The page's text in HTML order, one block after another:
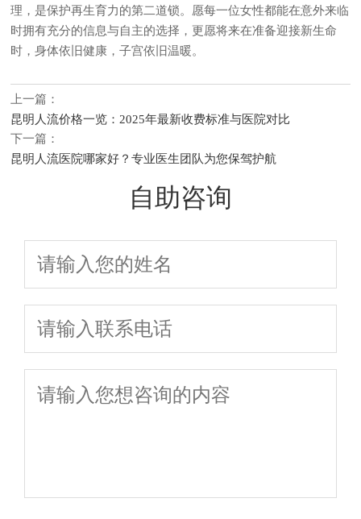
理，是保护再生育力的第二道锁。愿每一位女性都能在意外来临
时拥有充分的信息与自主的选择，更愿将来在准备迎接新生命
时，身体依旧健康，子宫依旧温暖。
上一篇：
昆明人流价格一览：2025年最新收费标准与医院对比
下一篇：
昆明人流医院哪家好？专业医生团队为您保驾护航
自助咨询